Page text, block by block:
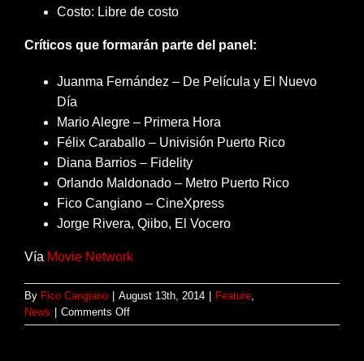
Costo: Libre de costo
Críticos que formarán parte del panel:
Juanma Fernández – De Película y El Nuevo
Día
Mario Alegre – Primera Hora
Félix Caraballo – Univisión Puerto Rico
Diana Barrios – Fidelity
Orlando Maldonado – Metro Puerto Rico
Fico Cangiano – CineXpress
Jorge Rivera, Qiibo, El Vocero
Vía Movie Network
By Fico Cangiano August 13th, 2014 Feature,
News
Comments Offon
La